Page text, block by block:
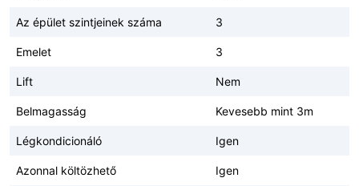
Az épület szintjeinek száma 3
Emelet 3
Lift Nem
Belmagasság Kevesebb mint 3m
Légkondicionáló Igen
Azonnal költözhető Igen